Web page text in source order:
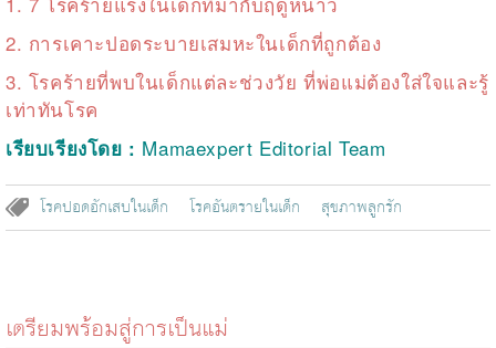
2. การเคาะปอดระบายเสมหะในเด็กที่ถูกต้อง
3. โรคร้ายที่พบในเด็กแต่ละช่วงวัย ที่พ่อแม่ต้องใส่ใจและรู้
เท่าทันโรค
เรียบเรียงโดย : Mamaexpert Editorial Team
โรคปอดอักเสบในเด็ก โรคอันตรายในเด็ก สุขภาพลูกรัก
เตรียมพร้อมสู่การเป็นแม่